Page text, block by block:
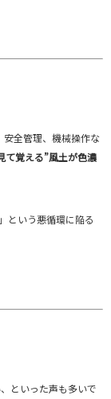
全管理、機械操作な
て覚える”風土が色濃
という悪循環に陥る
といった声も多いで